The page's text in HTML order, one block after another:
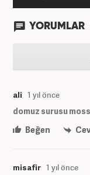
YORUMLAR
ali 1 yıl önce
domuz surusu
Beğen
misafir 1 yıl önce